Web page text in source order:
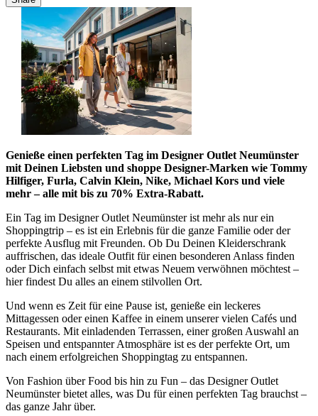
Genieße einen perfekten Tag im Designer Outlet Neumünster
mit Deinen Liebsten und shoppe Designer-Marken wie Tommy
Hilfiger, Furla, Calvin Klein, Nike, Michael Kors und viele
mehr – alle mit bis zu 70% Extra-Rabatt.
Ein Tag im Designer Outlet Neumünster ist mehr als nur ein
Shoppingtrip – es ist ein Erlebnis für die ganze Familie oder der
perfekte Ausflug mit Freunden. Ob Du Deinen Kleiderschrank
auffrischen, das ideale Outfit für einen besonderen Anlass finden
oder Dich einfach selbst mit etwas Neuem verwöhnen möchtest –
hier findest Du alles an einem stilvollen Ort.
Und wenn es Zeit für eine Pause ist, genieße ein leckeres
Mittagessen oder einen Kaffee in einem unserer vielen Cafés und
Restaurants. Mit einladenden Terrassen, einer großen Auswahl an
Speisen und entspannter Atmosphäre ist es der perfekte Ort, um
nach einem erfolgreichen Shoppingtag zu entspannen.
Von Fashion über Food bis hin zu Fun – das Designer Outlet
Neumünster bietet alles, was Du für einen perfekten Tag brauchst –
das ganze Jahr über.